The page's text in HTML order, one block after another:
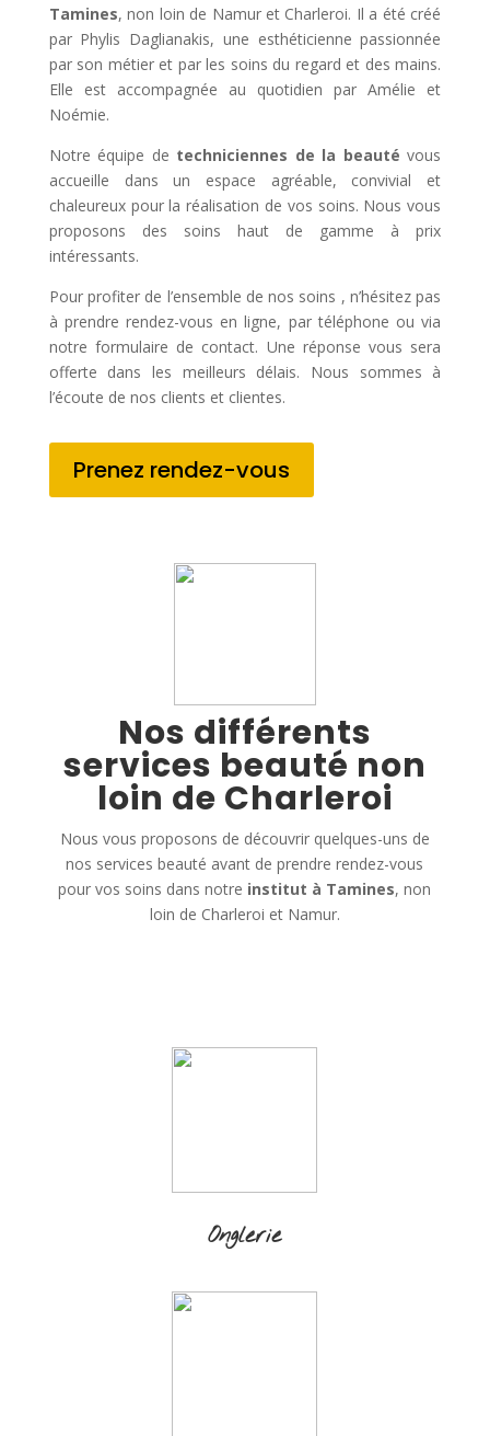
Tamines, non loin de Namur et Charleroi. Il a été créé
par Phylis Daglianakis, une esthéticienne passionnée
par son métier et par les soins du regard et des mains.
Elle est accompagnée au quotidien par Amélie et
Noémie.
Notre équipe de techniciennes de la beauté vous
accueille dans un espace agréable, convivial et
chaleureux pour la réalisation de vos soins. Nous vous
proposons des soins haut de gamme à prix
intéressants.
Pour profiter de l’ensemble de nos soins , n’hésitez pas
à prendre rendez-vous en ligne, par téléphone ou via
notre formulaire de contact. Une réponse vous sera
offerte dans les meilleurs délais. Nous sommes à
l’écoute de nos clients et clientes.
Prenez rendez-vous
Nos différents
services beauté non
loin de Charleroi
Nous vous proposons de découvrir quelques-uns de
nos services beauté avant de prendre rendez-vous
pour vos soins dans notre institut à Tamines, non
loin de Charleroi et Namur.
Onglerie